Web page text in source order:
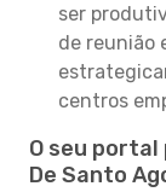
ser
de reunião
centros
O seu
De Santo